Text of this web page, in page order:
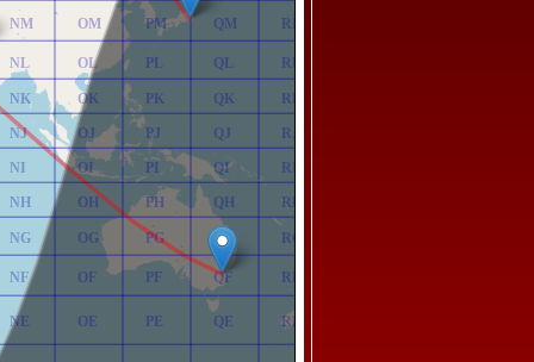
NE
NF
NG
NH
NI
NJ
NK
NL
NM
OE
OF
OG
OH
OI
OJ
OK
OL
OM
PE
PF
PG
PH
PI
PJ
PK
PL
PM
QE
QF
QG
QH
QI
QJ
QK
QL
QM
RE
RF
RG
RH
RI
RJ
RK
RL
RM